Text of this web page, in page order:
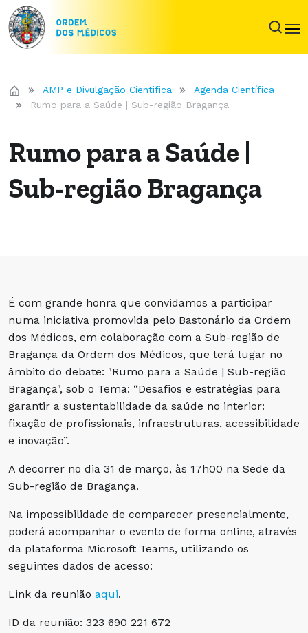
AMP e Divulgação Cientifica
Agenda Científica
Rumo para a Saúde | Sub-região Bragança
Rumo para a Saúde |
Sub-região Bragança
É com grande honra que convidamos a participar
numa iniciativa promovida pelo Bastonário da Ordem
dos Médicos, em colaboração com a Sub-região de
Bragança da Ordem dos Médicos, que terá lugar no
âmbito do debate: "Rumo para a Saúde | Sub-região
Bragança", sob o Tema: “Desafios e estratégias para
garantir a sustentabilidade da saúde no interior:
fixação de profissionais, infraestruturas, acessibilidade
e inovação”.
A decorrer no dia 31 de março, às 17h00 na Sede da
Sub-região de Bragança.
Na impossibilidade de comparecer presencialmente,
poderá acompanhar o evento de forma online, através
da plataforma Microsoft Teams, utilizando os
seguintes dados de acesso:
Link da reunião aqui.
ID da reunião: 323 690 221 672